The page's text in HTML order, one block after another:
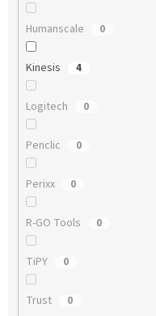
Humanscale 0
Kinesis 4
Logitech 0
Penclic 0
Perixx 0
R-GO Tools 0
TiPY 0
Trust 0